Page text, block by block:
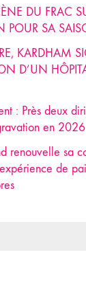
DU FRAC
POUR SA
KARDHAM
D’UN
: Près deux
en 2026
renouvelle sa
de